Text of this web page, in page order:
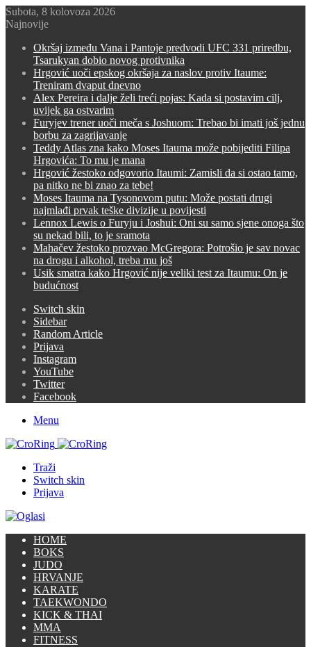
Subota, 8 kolovoza 2026
Najnovije
Okršaj između Vana i Pantoje predvodi UFC 331 priredbu,
Tsarukyan dobio novog protivnika
Hrgović uoči epskog okršaja za naslov protiv Itaume:
Treniram dvaput dnevno
Alex Pereira i dalje želi treći pojas: Kada si postavim cilj,
uvijek ga ostvarim
Furyjev trener uoči meča s Joshuom: Trebao bi imati još jednu
borbu za zagrijavanje
Teddy Atlas zna kako Moses Itauma može pobijediti Filipa
Hrgovića: To mu je mana
Hrgović žestoko odgovorio Itaumi: Zamisli da si ostao tamo,
pa nitko ne bi znao za tebe!
Moses Itauma na Tysonovom putu: Može postati drugi
najmlađi prvak teške divizije u povijesti
Lennox Lewis o Furyju i Joshui: Oni su samo sjene onoga što
su nekad bili, to je sramota
Mahačev žestoko prozvao McGregora: Potrošio je sav novac
na drogu i alkohol, treba mu još
Usik smatra kako Hrgović nije veliki test za Itaumu: On je
budućnost
Switch skin
Sidebar
Random Article
Prijava
Instagram
YouTube
Twitter
Facebook
Menu
Traži
Switch skin
Prijava
HOME
BOKS
JUDO
HRVANJE
KARATE
TAEKWONDO
KICK & THAI
MMA
FITNESS